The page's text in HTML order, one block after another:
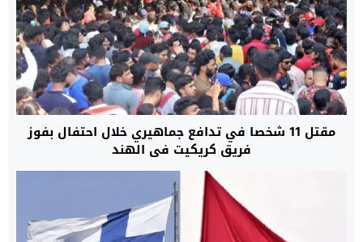
مقتل 11 شخصا في تدافع جماهيري خلال احتفال بفوز
فريق كريكيت في الهند